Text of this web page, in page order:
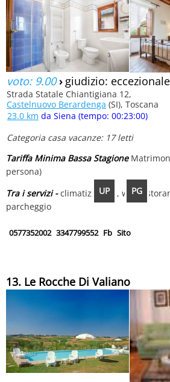
UP PG
voto: 9.00› giudizio: eccezionale
Strada Statale Chiantigiana 12,
Castelnuovo Berardenga (SI), Toscana
23.0 km da Siena (tempo: 00:23:00)
Categoria casa vacanze: 17 letti
Tariffa Minima Bassa Stagione
persona)
Tra i servizi -climatizzatore, wifi,
parcheggio
0577352002 3347799552 Fb Sito
13. Le Rocche Di Valiano